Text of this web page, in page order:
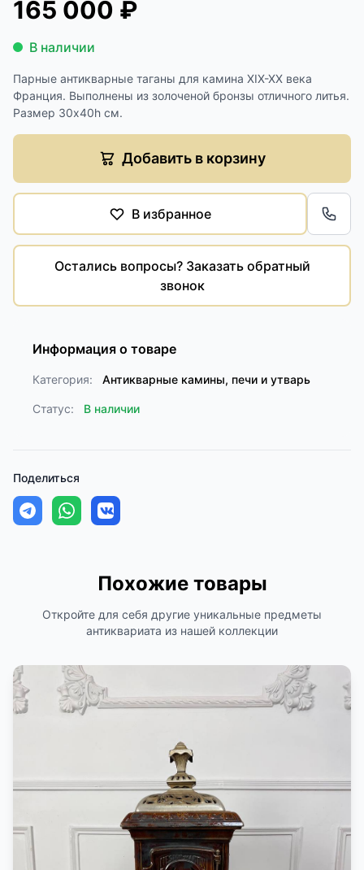
165 000 ₽
В наличии
Парные антикварные таганы для камина XIX-XX века
Франция. Выполнены из золоченой бронзы отличного литья.
Размер 30х40h см.
Добавить в корзину
В избранное
Остались вопросы? Заказать обратный
звонок
Информация о товаре
Категория: Антикварные камины, печи и утварь
Статус: В наличии
Поделиться
Похожие товары
Откройте для себя другие уникальные предметы
антиквариата из нашей коллекции